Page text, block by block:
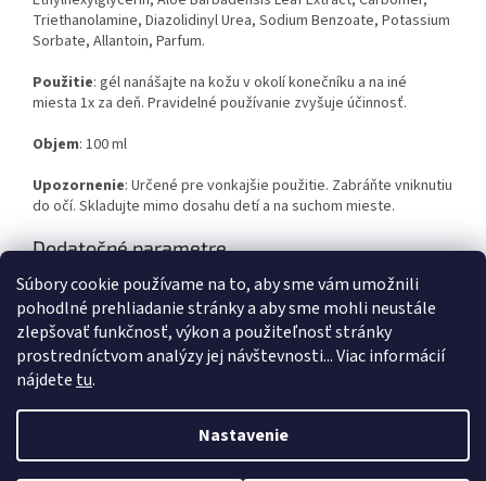
Súbory cookie používame na to, aby sme vám umožnili
pohodlné prehliadanie stránky a aby sme mohli neustále
zlepšovať funkčnosť, výkon a použiteľnosť stránky
prostredníctvom analýzy jej návštevnosti... Viac informácií
nájdete tu.
Nastavenie
Triethanolamine, Diazolidinyl Urea, Sodium Benzoate, Potassium
Sorbate, Allantoin, Parfum.
Použitie: gél nanášajte na kožu v okolí konečníku a na iné
miesta 1x za deň. Pravidelné používanie zvyšuje účinnosť.
Objem: 100 ml
Upozornenie: Určené pre vonkajšie použitie. Zabráňte vniknutiu
do očí. Skladujte mimo dosahu detí a na suchom mieste.
Dodatočné parametre
Kategória: Hemoroidy
EAN: 8594062352211